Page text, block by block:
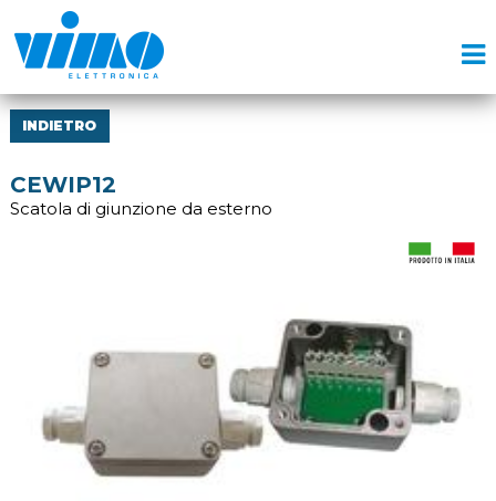
INDIETRO
CEWIP12
Scatola di giunzione da esterno